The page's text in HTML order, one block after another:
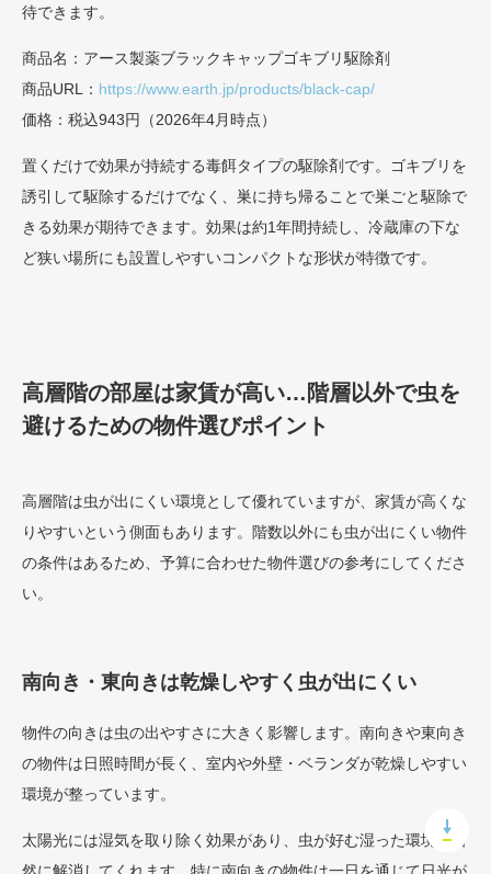
待できます。
商品名：アース製薬ブラックキャップゴキブリ駆除剤
商品URL： https://www.earth.jp/products/black-cap/
価格：税込943円（2026年4月時点）
置くだけで効果が持続する毒餌タイプの駆除剤です。ゴキブリを
誘引して駆除するだけでなく、巣に持ち帰ることで巣ごと駆除で
きる効果が期待できます。効果は約1年間持続し、冷蔵庫の下な
ど狭い場所にも設置しやすいコンパクトな形状が特徴です。
高層階の部屋は家賃が高い…階層以外で虫を
避けるための物件選びポイント
高層階は虫が出にくい環境として優れていますが、家賃が高くな
りやすいという側面もあります。階数以外にも虫が出にくい物件
の条件はあるため、予算に合わせた物件選びの参考にしてくださ
い。
南向き・東向きは乾燥しやすく虫が出にくい
物件の向きは虫の出やすさに大きく影響します。南向きや東向き
の物件は日照時間が長く、室内や外壁・ベランダが乾燥しやすい
環境が整っています。
太陽光には湿気を取り除く効果があり、虫が好む湿った環境を自